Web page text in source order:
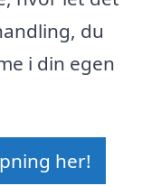
du
i din egen
her!